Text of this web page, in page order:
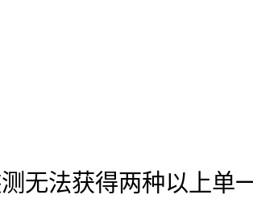
无法获得两种以上单